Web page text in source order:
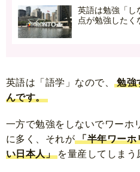
英語は勉強「し
点が勉強したく
英語は「語学」なので、 勉強
んです。
一方で勉強をしないでワーホ
に多く、それが 「半年ワーホ
い日本人」 を量産してしまう